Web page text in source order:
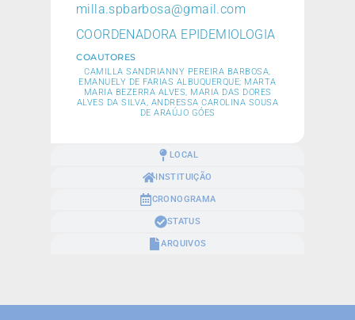
LOCAL
INSTITUIÇÃO
CRONOGRAMA
STATUS
ARQUIVOS
milla.spbarbosa@gmail.com
COORDENADORA EPIDEMIOLOGIA
COAUTORES
CAMILLA SANDRIANNY PEREIRA BARBOSA,
EMANUELY DE FARIAS ALBUQUERQUE; MARTA
MARIA BEZERRA ALVES, MARIA DAS DORES
ALVES DA SILVA, ANDRESSA CAROLINA SOUSA
DE ARAÚJO GÓES